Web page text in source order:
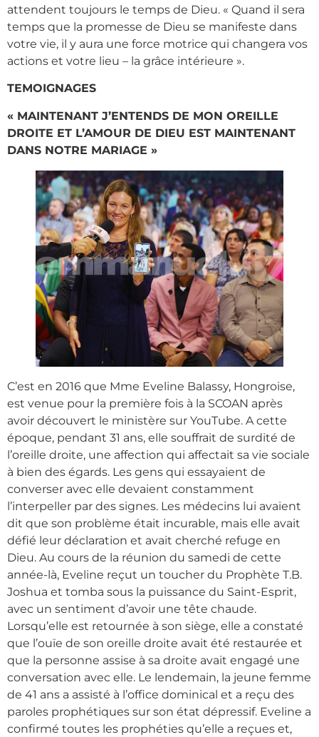
attendent toujours le temps de Dieu. « Quand il sera
temps que la promesse de Dieu se manifeste dans
votre vie, il y aura une force motrice qui changera vos
actions et votre lieu – la grâce intérieure ».
TEMOIGNAGES
« MAINTENANT J’ENTENDS DE MON OREILLE
DROITE ET L’AMOUR DE DIEU EST MAINTENANT
DANS NOTRE MARIAGE »
C’est en 2016 que Mme Eveline Balassy, Hongroise,
est venue pour la première fois à la SCOAN après
avoir découvert le ministère sur YouTube. A cette
époque, pendant 31 ans, elle souffrait de surdité de
l’oreille droite, une affection qui affectait sa vie sociale
à bien des égards. Les gens qui essayaient de
converser avec elle devaient constamment
l’interpeller par des signes. Les médecins lui avaient
dit que son problème était incurable, mais elle avait
défié leur déclaration et avait cherché refuge en
Dieu. Au cours de la réunion du samedi de cette
année-là, Eveline reçut un toucher du Prophète T.B.
Joshua et tomba sous la puissance du Saint-Esprit,
avec un sentiment d’avoir une tête chaude.
Lorsqu’elle est retournée à son siège, elle a constaté
que l’ouïe de son oreille droite avait été restaurée et
que la personne assise à sa droite avait engagé une
conversation avec elle. Le lendemain, la jeune femme
de 41 ans a assisté à l’office dominical et a reçu des
paroles prophétiques sur son état dépressif. Eveline a
confirmé toutes les prophéties qu’elle a reçues et,